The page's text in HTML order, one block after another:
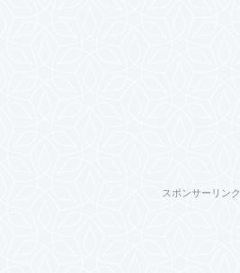
スポンサーリンク